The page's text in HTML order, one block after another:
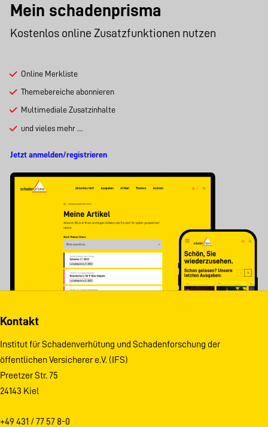
Mein schadenprisma
Kostenlos online Zusatzfunktionen nutzen
Online Merkliste
Themebereiche abonnieren
Multimediale Zusatzinhalte
und vieles mehr …
Jetzt anmelden/registrieren
Kontakt
Institut für Schadenverhütung und Schadenforschung der
öffentlichen Versicherer e.V. (IFS)
Preetzer Str. 75
24143 Kiel
+49 431 / 77 57 8-0